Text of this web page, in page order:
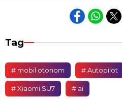
Tag
# mobil otonom # Autopilot
# Xiaomi SU7 # ai